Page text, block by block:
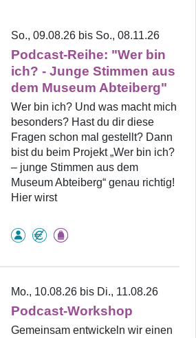
So., 09.08.26 bis So., 08.11.26
Podcast-Reihe: "Wer bin
ich? - Junge Stimmen aus
dem Museum Abteiberg"
Wer bin ich? Und was macht mich
besonders? Hast du dir diese
Fragen schon mal gestellt? Dann
bist du beim Projekt „Wer bin ich?
– junge Stimmen aus dem
Museum Abteiberg“ genau richtig!
Hier wirst
Mo., 10.08.26 bis Di., 11.08.26
Podcast-Workshop
Gemeinsam entwickeln wir einen